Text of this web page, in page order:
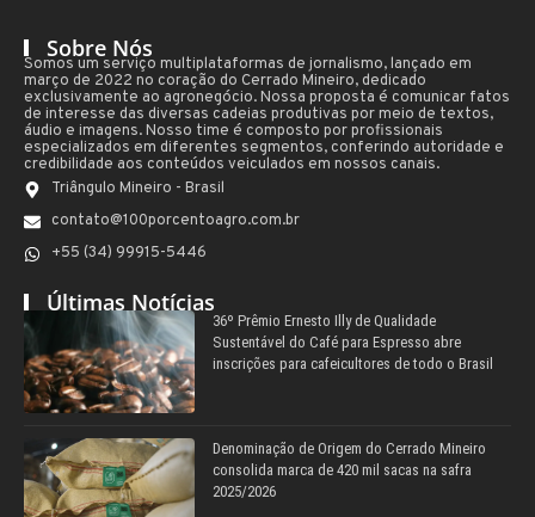
Sobre Nós
Somos um serviço multiplataformas de jornalismo, lançado em
março de 2022 no coração do Cerrado Mineiro, dedicado
exclusivamente ao agronegócio. Nossa proposta é comunicar fatos
de interesse das diversas cadeias produtivas por meio de textos,
áudio e imagens. Nosso time é composto por profissionais
especializados em diferentes segmentos, conferindo autoridade e
credibilidade aos conteúdos veiculados em nossos canais.
Triângulo Mineiro - Brasil
contato@100porcentoagro.com.br
+55 (34) 99915-5446
Últimas Notícias
36º Prêmio Ernesto Illy de Qualidade
Sustentável do Café para Espresso abre
inscrições para cafeicultores de todo o Brasil
Denominação de Origem do Cerrado Mineiro
consolida marca de 420 mil sacas na safra
2025/2026